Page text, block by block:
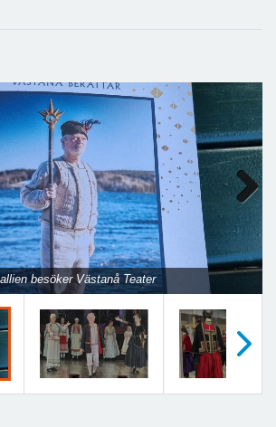
besöker Västanå Teater
Next